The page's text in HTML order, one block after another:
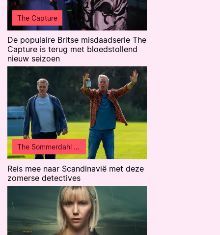
The Capture
De populaire Britse misdaadserie The
Capture is terug met bloedstollend
nieuw seizoen
The Sommerdahl Murders
Reis mee naar Scandinavië met deze
zomerse detectives